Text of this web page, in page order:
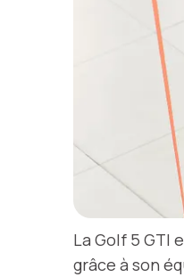
La Golf 5 GTI
grâce à son